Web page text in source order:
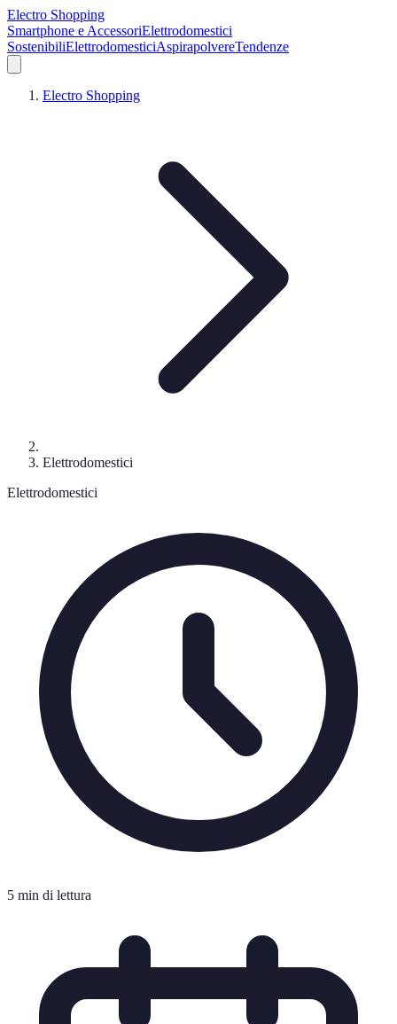
Electro Shopping
Smartphone e AccessoriElettrodomestici
SostenibiliElettrodomesticiAspirapolvereTendenze
Electro Shopping
Elettrodomestici
Elettrodomestici
5 min di lettura